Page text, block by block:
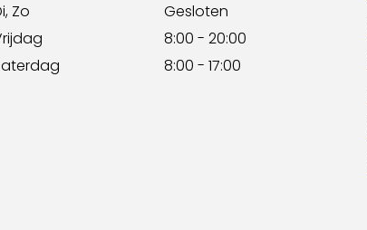
Zo
Gesloten
8:00 - 20:00
8:00 - 17:00